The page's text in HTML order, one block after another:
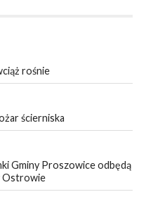
rośnie
ścierniska
Gminy Proszowice odbędą
Ostrowie